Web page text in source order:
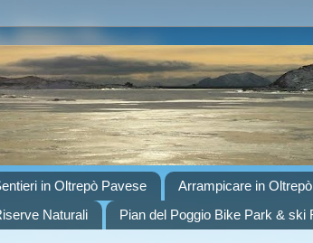
in Oltrepò Pavese
Arrampicare in
Naturali Pian del Poggio Bike Park & ski